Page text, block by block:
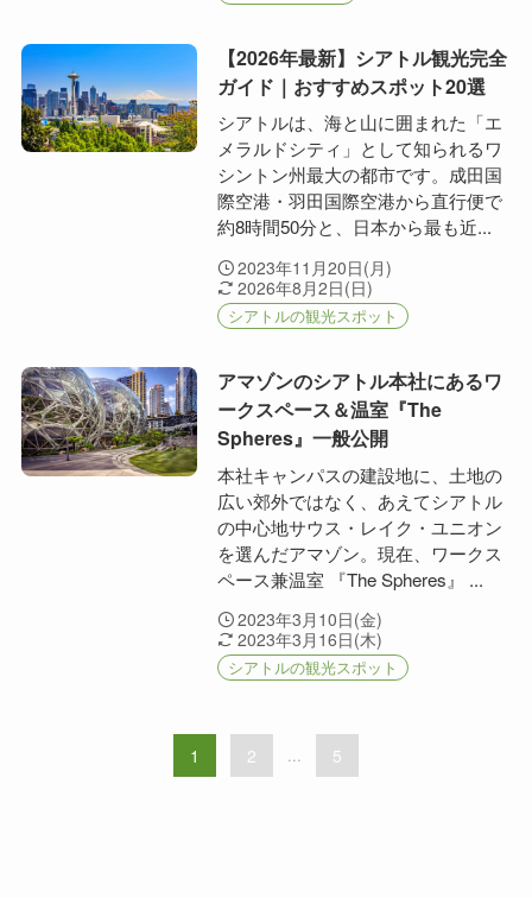
【2026年最新】シアトル観光完全
ガイド｜おすすめスポット20選
シアトルは、海と山に囲まれた「エ
メラルドシティ」として知られるワ
シントン州最大の都市です。成田国
際空港・羽田国際空港から直行便で
約8時間50分と、日本から最も近...
2023年11月20日(月)
2026年8月2日(日)
シアトルの観光スポット
アマゾンのシアトル本社にあるワ
ークスペース＆温室『The
Spheres』一般公開
本社キャンパスの建設地に、土地の
広い郊外ではなく、あえてシアトル
の中心地サウス・レイク・ユニオン
を選んだアマゾン。現在、ワークス
ペース兼温室 『The Spheres』 ...
2023年3月10日(金)
2023年3月16日(木)
シアトルの観光スポット
1 2 ... 5